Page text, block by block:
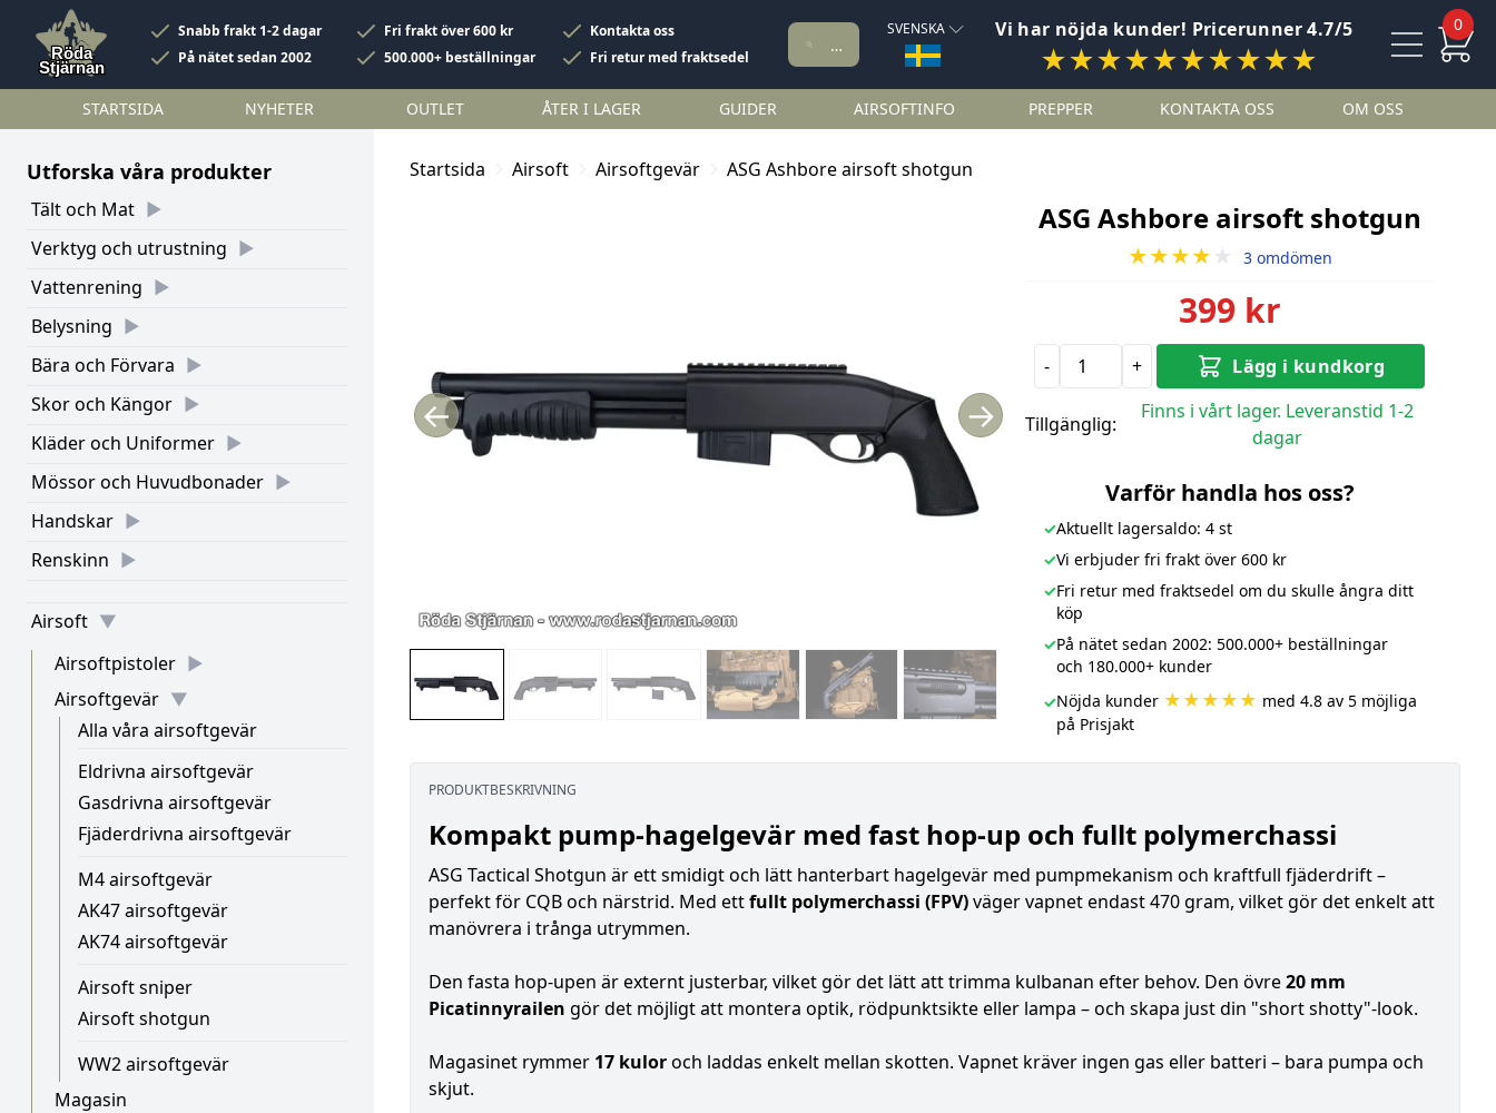
Snabb frakt 1-2 dagar Fri frakt över 600 kr
Kontakta oss
På nätet sedan 2002
500.000+ beställningar Fri retur med fraktsedel
SVENSKA Vi har nöjda kunder! Pricerunner 4.7/5
★★★★★★★★★★
0
STARTSIDA NYHETER OUTLET ÅTER I LAGER GUIDER AIRSOFTINFO PREPPER KONTAKTA OSS OM OSS
Utforska våra produkter
Tält och Mat
Verktyg och utrustning
Vattenrening
Belysning
Bära och Förvara
Skor och Kängor
Kläder och Uniformer
Mössor och Huvudbonader
Handskar
Renskinn
Airsoft
Airsoftpistoler
Airsoftgevär
Alla våra airsoftgevär
Eldrivna airsoftgevär
Gasdrivna airsoftgevär
Fjäderdrivna airsoftgevär
M4 airsoftgevär
AK47 airsoftgevär
AK74 airsoftgevär
Airsoft sniper
Airsoft shotgun
WW2 airsoftgevär
Magasin
Startsida Airsoft Airsoftgevär ASG Ashbore airsoft shotgun
← →
ASG Ashbore airsoft shotgun
★★★★ ★ 3 omdömen
399 kr
- + Lägg i kundkorg
Tillgänglig:
Finns i vårt lager. Leveranstid 1-2
dagar
Varför handla hos oss?
✓Aktuellt lagersaldo: 4 st
✓Vi erbjuder fri frakt över 600 kr
✓Fri retur med fraktsedel om du skulle ångra ditt
köp
✓På nätet sedan 2002: 500.000+ beställningar
och 180.000+ kunder
✓Nöjda kunder ★★★★★ med 4.8 av 5 möjliga
på Prisjakt
PRODUKTBESKRIVNING
Kompakt pump-hagelgevär med fast hop-up och fullt polymerchassi
ASG Tactical Shotgun är ett smidigt och lätt hanterbart hagelgevär med pumpmekanism och kraftfull fjäderdrift –
perfekt för CQB och närstrid. Med ettfullt polymerchassi (FPV)väger vapnet endast 470 gram, vilket gör det enkelt att
manövrera i trånga utrymmen.
Den fasta hop-upen är externt justerbar, vilket gör det lätt att trimma kulbanan efter behov. Den övre20 mm
Picatinnyrailen gör det möjligt att montera optik, rödpunktsikte eller lampa – och skapa just din "short shotty"-look.
Magasinet rymmer 17 kuloroch laddas enkelt mellan skotten. Vapnet kräver ingen gas eller batteri – bara pumpa och
skjut.